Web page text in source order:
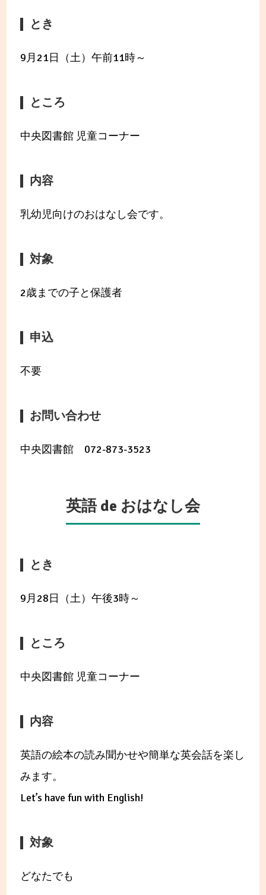
とき
9月21日（土）午前11時～
ところ
中央図書館 児童コーナー
内容
乳幼児向けのおはなし会です。
対象
2歳までの子と保護者
申込
不要
お問い合わせ
中央図書館 072-873-3523
英語 de おはなし会
とき
9月28日（土）午後3時～
ところ
中央図書館 児童コーナー
内容
英語の絵本の読み聞かせや簡単な英会話を楽し
みます。
Let’s have fun with English!
対象
どなたでも